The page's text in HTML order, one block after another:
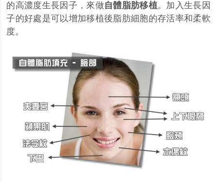
的高濃度生長因子，來做自體脂肪移植。加入生長因
子的好處是可以增加移植後脂肪細胞的存活率和柔軟
度。